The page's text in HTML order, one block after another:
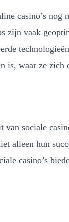
casino’s nog
zijn vaak
is, waar ze zich
van sociale
alleen hun
casino’s